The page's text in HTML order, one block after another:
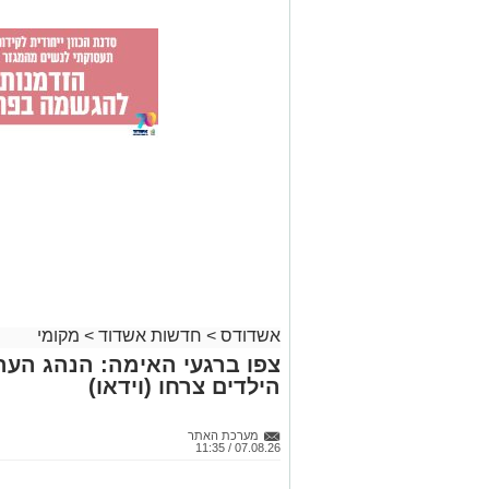
אשדודס > חדשות אשדוד > מקומי
צפו ברגעי האימה: הנהג
הילדים צרחו (וידאו)
מערכת האתר
07.08.26 / 11:35